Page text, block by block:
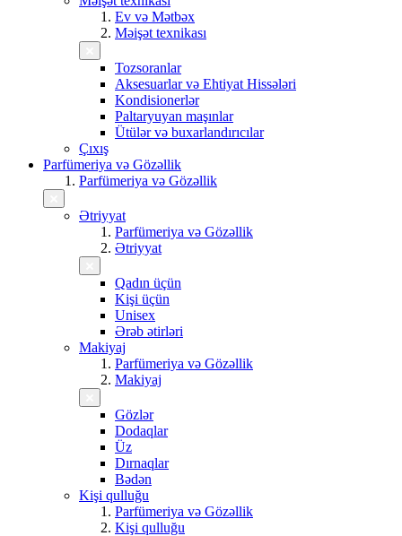
Ev və Mətbəx
Məişət texnikası
Tozsoranlar
Aksesuarlar və Ehtiyat Hissələri
Kondisionerlər
Paltaryuyan maşınlar
Ütülər və buxarlandırıcılar
Çıxış
Parfümeriya və Gözəllik
Parfümeriya və Gözəllik
Ətriyyat
Parfümeriya və Gözəllik
Ətriyyat
Qadın üçün
Kişi üçün
Unisex
Ərəb ətirləri
Makiyaj
Parfümeriya və Gözəllik
Makiyaj
Gözlər
Dodaqlar
Üz
Dırnaqlar
Bədən
Kişi qulluğu
Parfümeriya və Gözəllik
Kişi qulluğu